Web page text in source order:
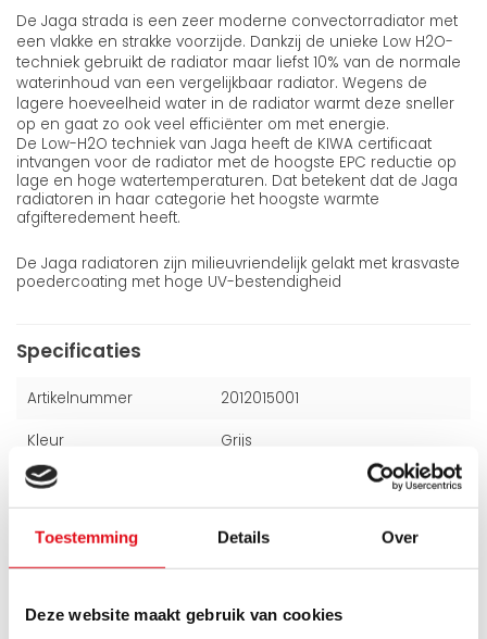
Toestemming Details Over
Deze website maakt gebruik van cookies
De Jaga strada is een zeer moderne convectorradiator met
een vlakke en strakke voorzijde. Dankzij de unieke Low H2O-
techniek gebruikt de radiator maar liefst 10% van de normale
waterinhoud van een vergelijkbaar radiator. Wegens de
lagere hoeveelheid water in de radiator warmt deze sneller
op en gaat zo ook veel efficiënter om met energie.
De Low-H2O techniek van Jaga heeft de KIWA certificaat
intvangen voor de radiator met de hoogste EPC reductie op
lage en hoge watertemperaturen. Dat betekent dat de Jaga
radiatoren in haar categorie het hoogste warmte
afgifteredement heeft.
De Jaga radiatoren zijn milieuvriendelijk gelakt met krasvaste
poedercoating met hoge UV-bestendigheid
Specificaties
Artikelnummer 2012015001
Kleur Grijs
Hoogte
Dikte 165 mm